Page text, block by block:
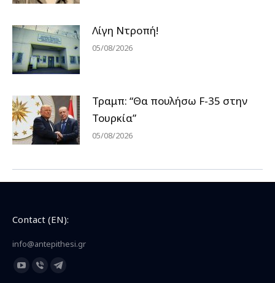
Λίγη Ντροπή!
05/08/2026
Τραμπ: “Θα πουλήσω F-35 στην
Τουρκία”
05/08/2026
Contact (EN):
info@antepithesi.gr
Find us on:
YouTubeViberTelegram